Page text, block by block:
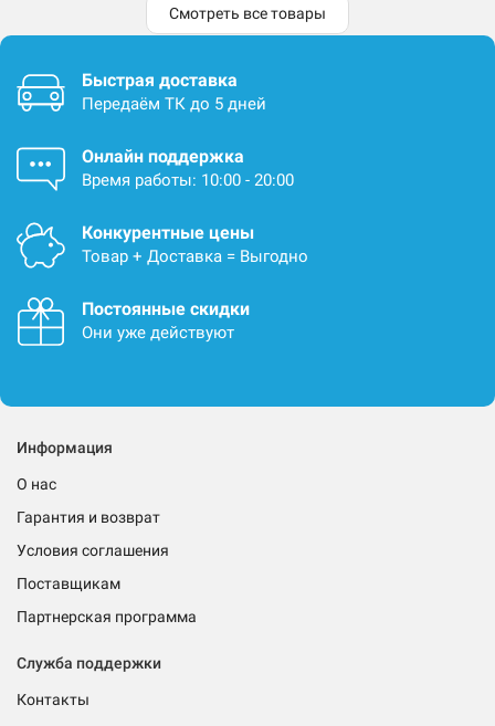
Смотреть все товары
Быстрая доставка
Передаём ТК до 5 дней
Онлайн поддержка
Время работы: 10:00 - 20:00
Конкурентные цены
Товар + Доставка = Выгодно
Постоянные скидки
Они уже действуют
Информация
О нас
Гарантия и возврат
Условия соглашения
Поставщикам
Партнерская программа
Служба поддержки
Контакты